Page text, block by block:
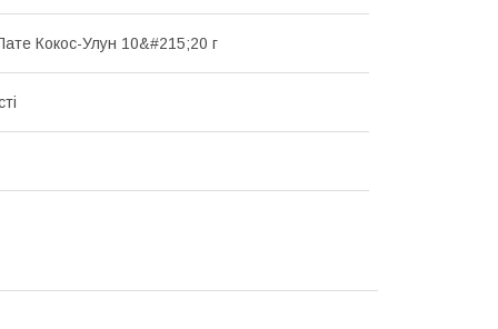
Кокос-Улун 10&#215;20 г